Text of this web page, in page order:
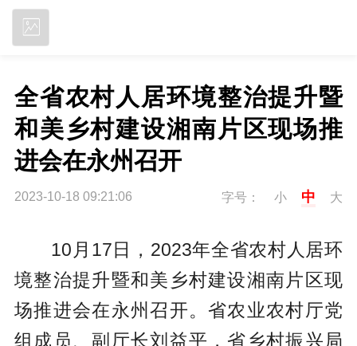
全省农村人居环境整治提升暨
和美乡村建设湘南片区现场推
进会在永州召开
2023-10-18 09:21:06 字号： 小 中 大
10月17日，2023年全省农村人居环
境整治提升暨和美乡村建设湘南片区现
场推进会在永州召开。省农业农村厅党
组成员、副厅长刘益平，省乡村振兴局